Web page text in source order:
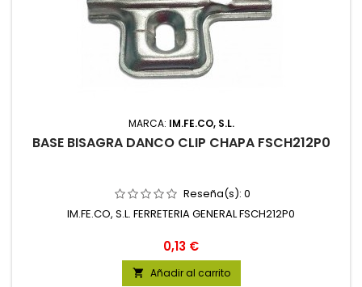
MARCA: IM.FE.CO, S.L.
BASE BISAGRA DANCO CLIP CHAPA FSCH212P0
Reseña(s): 0
IM.FE.CO, S.L. FERRETERIA GENERAL FSCH212P0
Precio
0,13 €
 Añadir al carrito